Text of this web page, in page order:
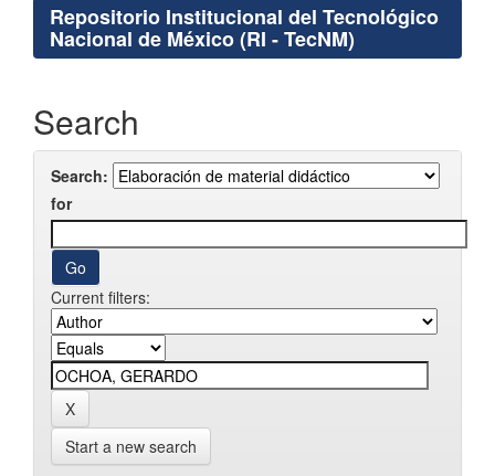
Repositorio Institucional del Tecnológico
Nacional de México (RI - TecNM)
Search
Search:
for
Current filters:
Start a new search